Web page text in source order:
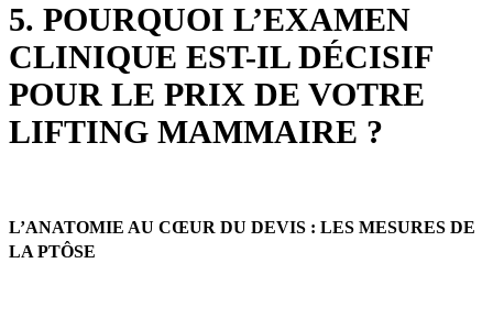
5. POURQUOI L’EXAMEN
CLINIQUE EST-IL DÉCISIF
POUR LE PRIX DE VOTRE
LIFTING MAMMAIRE ?
L’ANATOMIE AU CŒUR DU DEVIS : LES MESURES DE
LA PTÔSE